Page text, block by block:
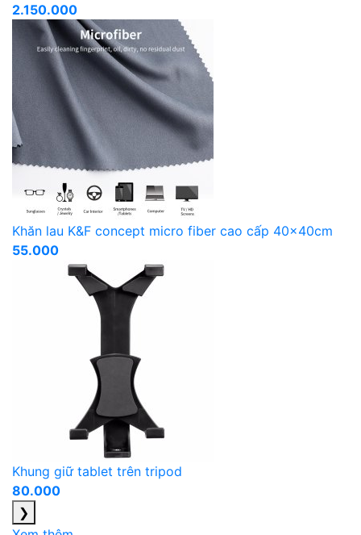
2.150.000
Khăn lau K&F concept micro fiber cao cấp 40x40cm
55.000
Khung giữ tablet trên tripod
80.000
❯